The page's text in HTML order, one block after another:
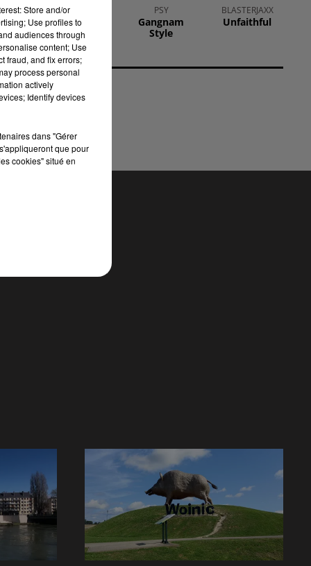
la
MADONNA
Music (rmx
Disco Inferno)
PSY
Gangnam
Style
BLASTERJAXX
Unfaithful
Store and/or
Use profiles to
audiences through
content; Use
fraud, and fix errors;
process personal
actively
Identify devices
dans "Gérer
que pour
cookies" situé en